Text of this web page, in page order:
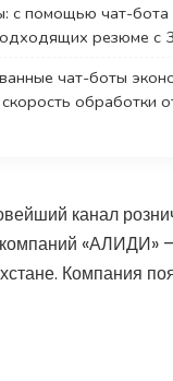
с помощью чат-бота
резюме c
чат-боты
обработки
канал
«АЛИДИ»
Компания